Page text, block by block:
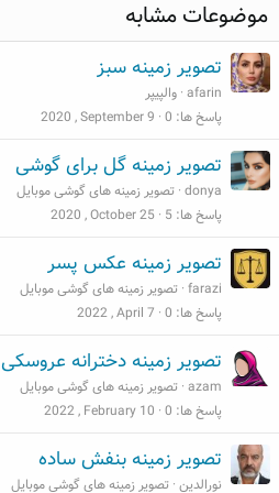
موضوعات مشابه
تصویر زمینه سبز
afarin والپیپر
پاسخ ها 0
2020 , September 9
تصویر زمینه گل برای گوشی
donya تصویر زمینه های گوشی موبایل
پاسخ ها 5
2020 , October 25
تصویر زمینه عکس پسر
farazi تصویر زمینه های گوشی موبایل
پاسخ ها 0
2022 , April 7
تصویر زمینه دخترانه عروسکی
azam تصویر زمینه های گوشی موبایل
پاسخ ها 0
2022 , February 10
تصویر زمینه بنفش ساده
نورالدین تصویر زمینه های گوشی موبایل